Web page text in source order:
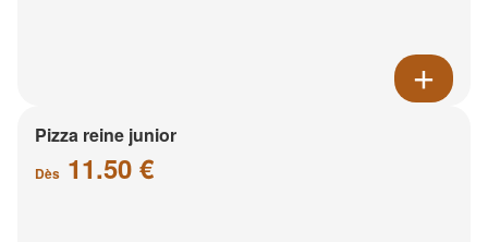
Pizza reine junior
Dès 11.50 €